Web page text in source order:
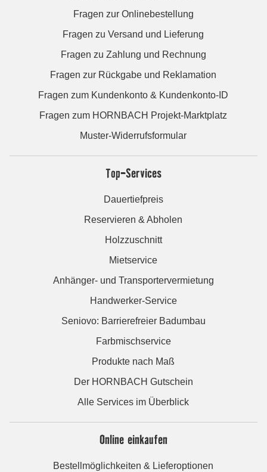
Fragen zur Onlinebestellung
Fragen zu Versand und Lieferung
Fragen zu Zahlung und Rechnung
Fragen zur Rückgabe und Reklamation
Fragen zum Kundenkonto & Kundenkonto-ID
Fragen zum HORNBACH Projekt-Marktplatz
Muster-Widerrufsformular
Top-Services
Dauertiefpreis
Reservieren & Abholen
Holzzuschnitt
Mietservice
Anhänger- und Transportervermietung
Handwerker-Service
Seniovo: Barrierefreier Badumbau
Farbmischservice
Produkte nach Maß
Der HORNBACH Gutschein
Alle Services im Überblick
Online einkaufen
Bestellmöglichkeiten & Lieferoptionen